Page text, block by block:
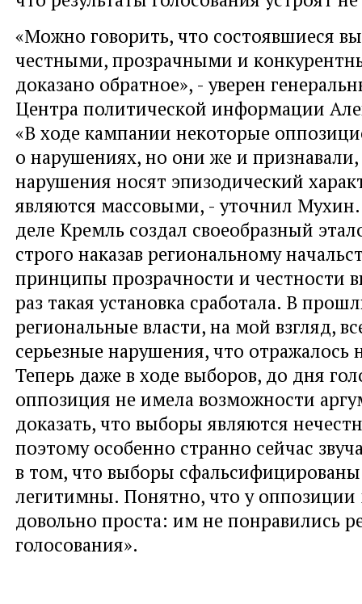
«Можно говорить, что состоявшиеся
честными, прозрачными и
доказано обратное», - уверен
Центра политической информации
«В ходе кампании некоторые
о нарушениях, но они же и признавали,
нарушения носят эпизодический
являются массовыми, - уточнил
деле Кремль создал своеобразный
строго наказав региональному
принципы прозрачности и честности
раз такая установка сработала. В
региональные власти, на мой взгляд,
серьезные нарушения, что отражалось
Теперь даже в ходе выборов, до дня
оппозиция не имела возможности
доказать, что выборы являются
поэтому особенно странно сейчас
в том, что выборы
легитимны. Понятно, что у оппозиции
довольно проста: им не понравились
голосования».